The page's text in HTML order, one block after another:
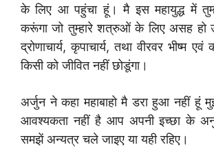
के लिए आ पहुंचा हूं। मै इस महायुद्ध में
करूंगा जो तुम्हारे शत्रुओं के लिए असह हो
द्रोणाचार्य, कृपाचार्य, तथा वीरवर भीष्म एवं
किसी को जीवित नहीं छोडूंगा।
अर्जुन ने कहा महाबाहो मै डरा हुआ नहीं हूं
आवश्यकता नहीं है आप अपनी इच्छा के
समझें अन्यत्र चले जाइए या यही रहिए।